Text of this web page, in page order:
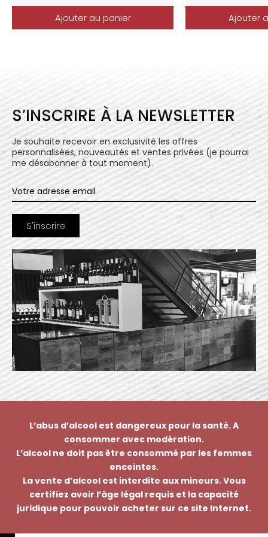
Ajouter au panier Ajouter
S’INSCRIRE À LA NEWSLETTER
Je souhaite recevoir en exclusivité les offres
personnalisées, nouveautés et ventes privées (je pourrai
me désabonner à tout moment).
L’abus d’alcool est dangereux pour la santé. A
consommer avec modération.
L’alcool ne doit pas être consommé par les femmes
enceintes.
La vente d’alcool est interdite aux mineurs. Vous
certifiez avoir l’âge légal requis et la capacité
juridique pour pouvoir acheter sur ce site Internet.